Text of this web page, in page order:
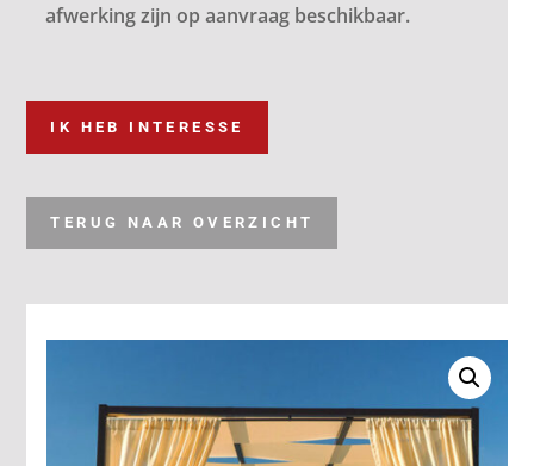
afwerking zijn op aanvraag beschikbaar.
IK HEB INTERESSE
TERUG NAAR OVERZICHT